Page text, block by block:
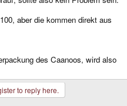
aber die kommen direkt aus
des Caanoos, wird also
to reply here.